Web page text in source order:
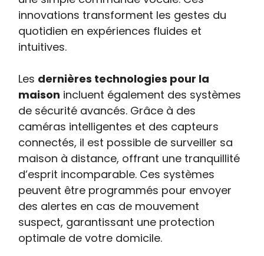
innovations transforment les gestes du
quotidien en expériences fluides et
intuitives.
Les dernières technologies pour la
maison incluent également des systèmes
de sécurité avancés. Grâce à des
caméras intelligentes et des capteurs
connectés, il est possible de surveiller sa
maison à distance, offrant une tranquillité
d’esprit incomparable. Ces systèmes
peuvent être programmés pour envoyer
des alertes en cas de mouvement
suspect, garantissant une protection
optimale de votre domicile.